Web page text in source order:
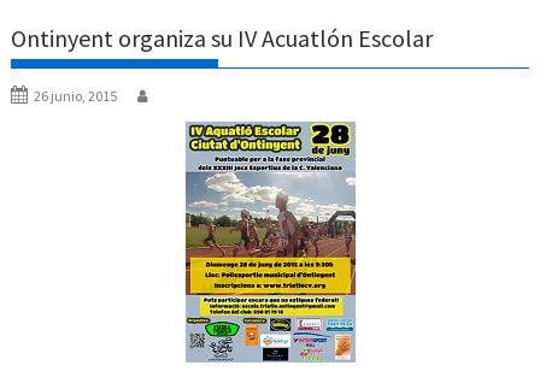
Ontinyent organiza su IV Acuatlón Escolar
26 junio, 2015